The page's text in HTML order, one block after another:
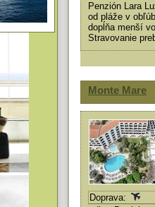
Penzión Lara
od pláže v
dopĺňa menší
Stravovanie
Monte Mare
Doprava: